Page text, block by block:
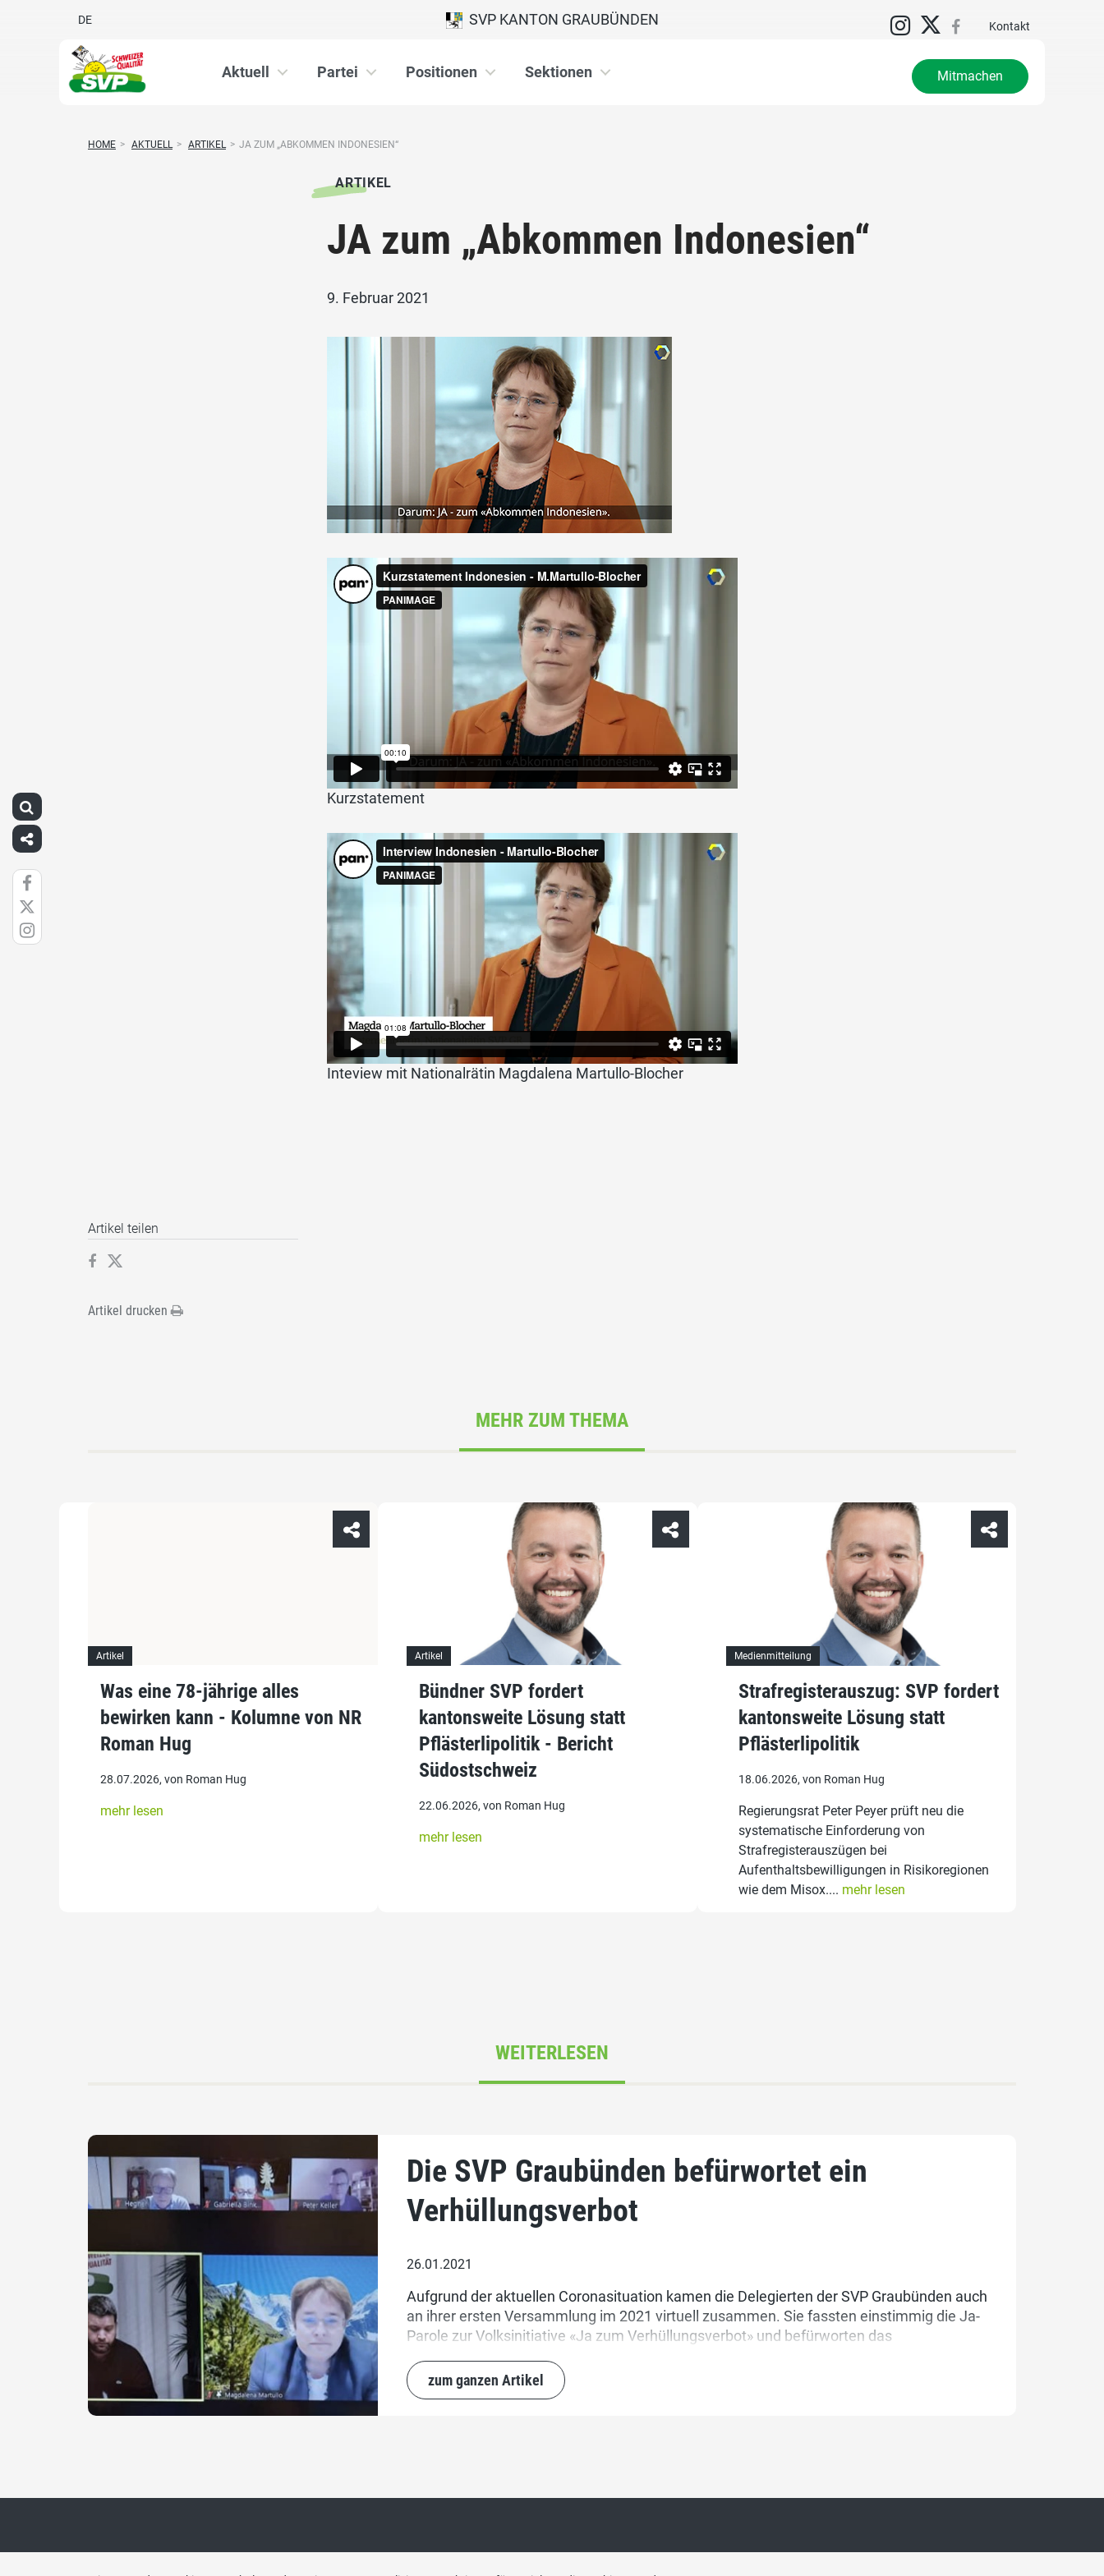
DE Kontakt
SVP KANTON GRAUBÜNDEN
Aktuell Partei Positionen Sektionen Mitmachen
HOME > AKTUELL > ARTIKEL > JA ZUM „ABKOMMEN INDONESIEN“
ARTIKEL
JA zum „Abkommen Indonesien“
9. Februar 2021
Kurzstatement
Inteview mit Nationalrätin Magdalena Martullo-Blocher
Artikel teilen
Artikel drucken
MEHR ZUM THEMA
Artikel
Was eine 78-jährige alles
bewirken kann - Kolumne von NR
Roman Hug
28.07.2026, von Roman Hug
mehr lesen
Artikel
Bündner SVP fordert
kantonsweite Lösung statt
Pflästerlipolitik - Bericht
Südostschweiz
22.06.2026, von Roman Hug
mehr lesen
Medienmitteilung
Strafregisterauszug: SVP fordert
kantonsweite Lösung statt
Pflästerlipolitik
18.06.2026, von Roman Hug
Regierungsrat Peter Peyer prüft neu die
systematische Einforderung von
Strafregisterauszügen bei
Aufenthaltsbewilligungen in Risikoregionen
wie dem Misox.... mehr lesen
WEITERLESEN
Die SVP Graubünden befürwortet ein
Verhüllungsverbot
26.01.2021
Aufgrund der aktuellen Coronasituation kamen die Delegierten der SVP Graubünden auch
an ihrer ersten Versammlung im 2021 virtuell zusammen. Sie fassten einstimmig die Ja-
Parole zur Volksinitiative «Ja zum Verhüllungsverbot» und befürworten das
wurden auch die Coronamassnahmen auf nationaler und kantonaler Ebene diskutiert.
zum ganzen Artikel